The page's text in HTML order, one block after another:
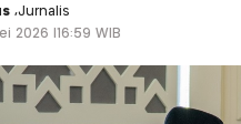
,Jurnalis
2026 |16:59 WIB